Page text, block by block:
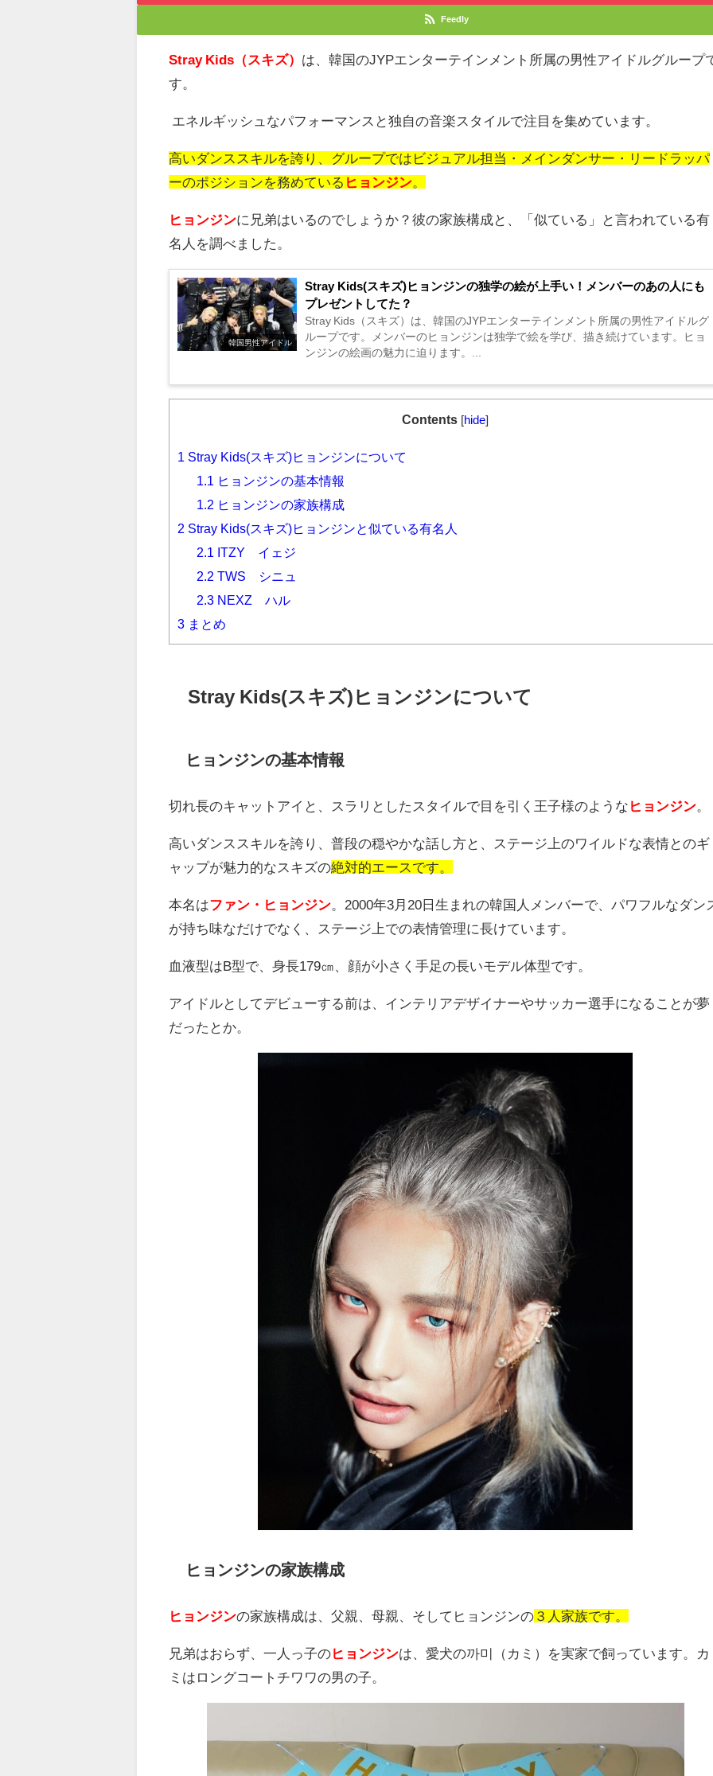
Feedly
Stray Kids（スキズ） は、韓国のJYPエンターテインメント所属の男性アイドルグループ
す。
エネルギッシュなパフォーマンスと独自の音楽スタイルで注目を集めています。
高いダンススキルを誇り、グループではビジュアル担当・メインダンサー・リードラッパ
ーのポジションを務めている ヒョンジン
ヒョンジンに兄弟はいるのでしょうか？彼の家族構成と、「似ている」と言われている有
名人を調べました。
韓国男性アイドル
Stray Kids(スキズ)ヒョンジンの独学の絵が上手い！メンバーのあの人にも
プレゼントしてた？
Stray Kids（スキズ）は、韓国のJYPエンターテインメント所属の男性アイドルグ
ループです。メンバーのヒョンジンは独学で絵を学び、描き続けています。ヒョ
ンジンの絵画の魅力に迫ります。...
Contents hide]
1 Stray Kids(スキズ)ヒョンジンについて
1.1 ヒョンジンの基本情報
1.2 ヒョンジンの家族構成
2 Stray Kids(スキズ)ヒョンジンと似ている有名人
2.1 ITZY イェジ
2.2 TWS シニュ
2.3 NEXZ ハル
3 まとめ
Stray Kids(スキズ)ヒョンジンについて
ヒョンジンの基本情報
切れ長のキャットアイと、スラリとしたスタイルで目を引く王子様のような ヒョンジン
高いダンススキルを誇り、普段の穏やかな話し方と、ステージ上のワイルドな表情とのギ
ャップが魅力的なスキズの絶対的エースです。
本名はファン・ヒョンジン 。2000年3月20日生まれの韓国人メンバーで、パワフルなダン
が持ち味なだけでなく、ステージ上での表情管理に長けています。
血液型はB型で、身長179㎝、顔が小さく手足の長いモデル体型です。
アイドルとしてデビューする前は、インテリアデザイナーやサッカー選手になることが夢
だったとか。
ヒョンジンの家族構成
ヒョンジンの家族構成は、父親、母親、そしてヒョンジンの ３人家族です。
兄弟はおらず、一人っ子のヒョンジンは、愛犬の까미（カミ）を実家で飼っています。カ
ミはロングコートチワワの男の子。